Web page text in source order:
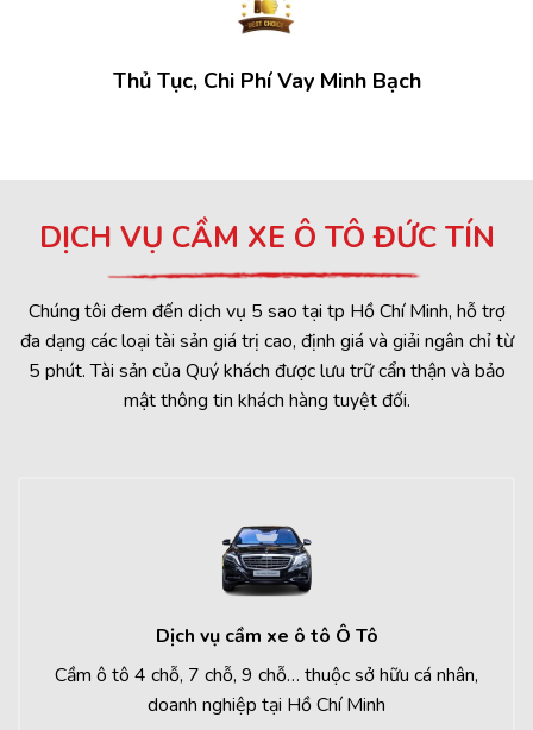
Thủ Tục, Chi Phí Vay Minh Bạch
DỊCH VỤ CẦM XE Ô TÔ ĐỨC TÍN
Chúng tôi đem đến dịch vụ 5 sao tại tp Hồ Chí Minh, hỗ trợ
đa dạng các loại tài sản giá trị cao, định giá và giải ngân chỉ từ
5 phút. Tài sản của Quý khách được lưu trữ cẩn thận và bảo
mật thông tin khách hàng tuyệt đối.
Dịch vụ cầm xe ô tô Ô Tô
Cầm ô tô 4 chỗ, 7 chỗ, 9 chỗ… thuộc sở hữu cá nhân,
doanh nghiệp tại Hồ Chí Minh